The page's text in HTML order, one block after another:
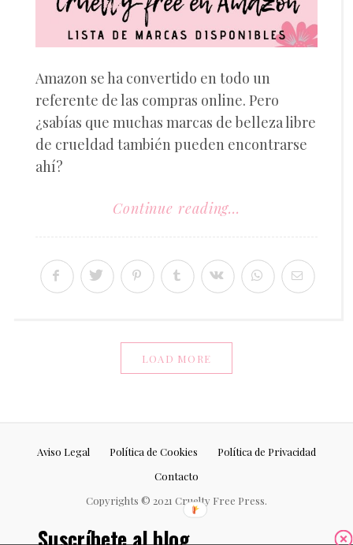
Amazon se ha convertido en todo un
referente de las compras online. Pero
¿sabías que muchas marcas de belleza libre
de crueldad también pueden encontrarse
ahí?
Continue reading...
LOAD MORE
Aviso Legal Política de Cookies
Política de Privacidad
Contacto
Copyrights © 2021 Cruelty Free Press.
Suscríbete al blog